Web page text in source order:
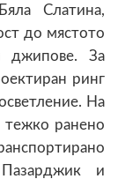
Слатина,
до мястото
джипове. За
ринг
На
тежко ранено
и